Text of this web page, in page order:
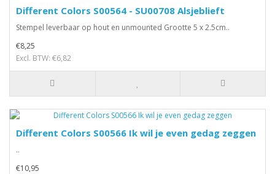
Different Colors S00564 - SU00708 Alsjeblieft
Stempel leverbaar op hout en unmounted Grootte 5 x 2.5cm..
€8,25
Excl. BTW: €6,82
Different Colors S00566 Ik wil je even gedag zeggen
..
€10,95